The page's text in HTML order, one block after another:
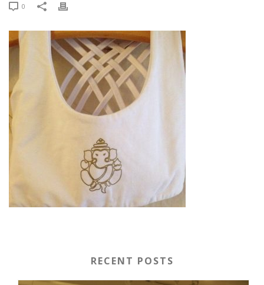
0
RECENT POSTS